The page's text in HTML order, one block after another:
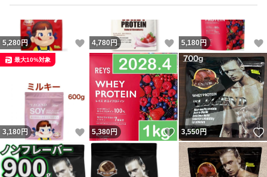
5,280円 いいね！
4,780 円 いいね！
5,180 円
3,180 円 いいね！
最大10%対象
5,380円 いいね！
3,550円